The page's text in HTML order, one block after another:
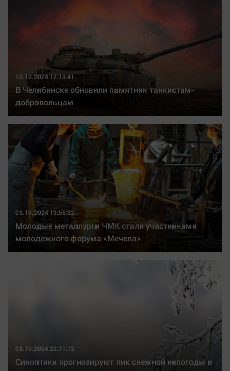
10.10.2024 12:13:41
В Челябинске обновили памятник танкистам-
добровольцам
09.10.2024 19:55:32
Молодые металлурги ЧМК стали участниками
молодежного форума «Мечела»
08.10.2024 22:11:12
Синоптики прогнозируют пик снежной непогоды в